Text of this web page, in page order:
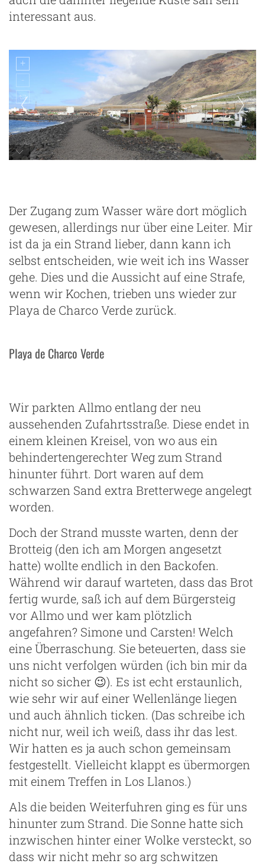
interessant aus.
Der Zugang zum Wasser wäre dort möglich
gewesen, allerdings nur über eine Leiter. Mir
ist da ja ein Strand lieber, dann kann ich
selbst entscheiden, wie weit ich ins Wasser
gehe. Dies und die Aussicht auf eine Strafe,
wenn wir Kochen, trieben uns wieder zur
Playa de Charco Verde zurück.
Playa de Charco Verde
Wir parkten Allmo entlang der neu
aussehenden Zufahrtsstraße. Diese endet in
einem kleinen Kreisel, von wo aus ein
behindertengerechter Weg zum Strand
hinunter führt. Dort waren auf dem
schwarzen Sand extra Bretterwege angelegt
worden.
Doch der Strand musste warten, denn der
Brotteig (den ich am Morgen angesetzt
hatte) wollte endlich in den Backofen.
Während wir darauf warteten, dass das Brot
fertig wurde, saß ich auf dem Bürgersteig
vor Allmo und wer kam plötzlich
angefahren? Simone und Carsten! Welch
eine Überraschung. Sie beteuerten, dass sie
uns nicht verfolgen würden (ich bin mir da
nicht so sicher 😉). Es ist echt erstaunlich,
wie sehr wir auf einer Wellenlänge liegen
und auch ähnlich ticken. (Das schreibe ich
nicht nur, weil ich weiß, dass ihr das lest.
Wir hatten es ja auch schon gemeinsam
festgestellt. Vielleicht klappt es übermorgen
mit einem Treffen in Los Llanos.)
Als die beiden Weiterfuhren ging es für uns
hinunter zum Strand. Die Sonne hatte sich
inzwischen hinter einer Wolke versteckt, so
dass wir nicht mehr so arg schwitzen